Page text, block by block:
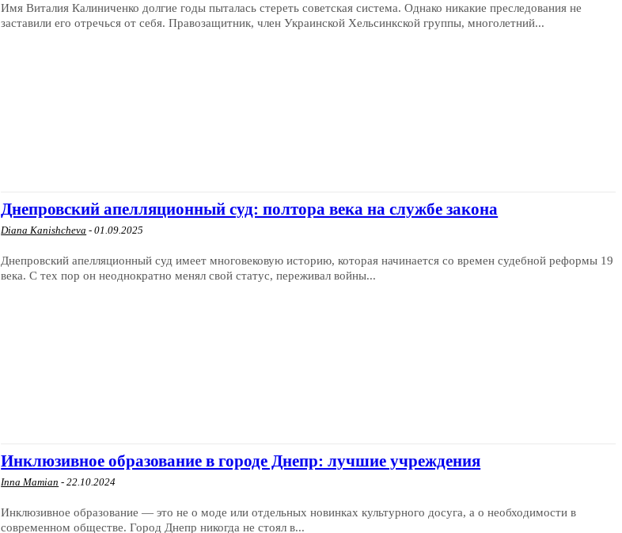
Имя Виталия Калиниченко долгие годы пыталась стереть советская система. Однако никакие преследования не
заставили его отречься от себя. Правозащитник, член Украинской Хельсинкской группы, многолетний...
Днепровский апелляционный суд: полтора века на службе закона
Diana Kanishcheva - 01.09.2025
Днепровский апелляционный суд имеет многовековую историю, которая начинается со времен судебной реформы 19
века. С тех пор он неоднократно менял свой статус, переживал войны...
Инклюзивное образование в городе Днепр: лучшие учреждения
Inna Mamian - 22.10.2024
Инклюзивное образование — это не о моде или отдельных новинках культурного досуга, а о необходимости в
современном обществе. Город Днепр никогда не стоял в...